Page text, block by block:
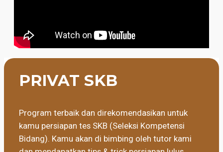
PRIVAT SKB
Program terbaik dan direkomendasikan untuk
kamu persiapan tes SKB (Seleksi Kompetensi
Bidang). Kamu akan di bimbing oleh tutor kami